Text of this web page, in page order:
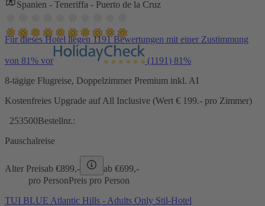
Spanien - Teneriffa - Puerto de la Cruz
Für dieses Hotel liegen 1191 Bewertungen mit einer Zustimmung
von 81% vor (1191) 81%
8-tägige Flugreise, Doppelzimmer Premium inkl. AI
Kostenfreies Upgrade auf All Inclusive (Wert € 199.- pro Zimmer)
253500Bestellnr.:
Pauschalreise
Alter Preisab €899,- ab €699,-
pro PersonPreis pro Person
TUI BLUE Atlantic Hills - Adults Only Stil-Hotel